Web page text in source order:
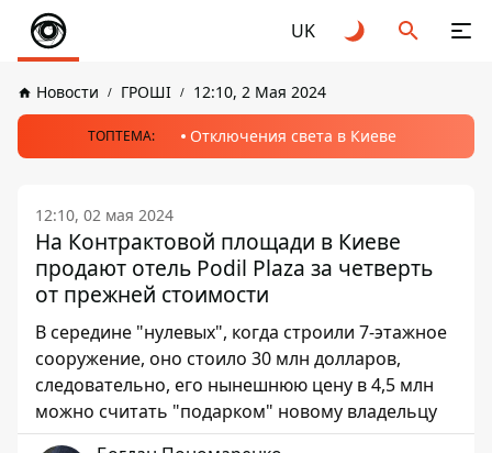
UK
Новости ГРОШІ 12:10, 2 Мая 2024
ТОПТЕМА: Отключения света в Киеве
12:10, 02 мая 2024
На Контрактовой площади в Киеве
продают отель Podil Plaza за четверть
от прежней стоимости
В середине "нулевых", когда строили 7-этажное
сооружение, оно стоило 30 млн долларов,
следовательно, его нынешнюю цену в 4,5 млн
можно считать "подарком" новому владельцу